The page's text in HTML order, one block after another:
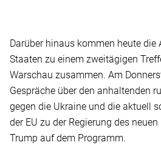
Darüber hinaus kommen heute die
Staaten zu einem zweitägigen
Warschau zusammen. Am
Gespräche über den anhaltenden
gegen die Ukraine und die aktuell
der EU zu der Regierung des
Trump auf dem Programm.